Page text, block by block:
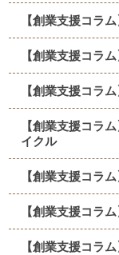
【創業支援コラ
【創業支援コラ
【創業支援コラ
【創業支援コラ
イクル
【創業支援コラ
【創業支援コラ
【創業支援コラ